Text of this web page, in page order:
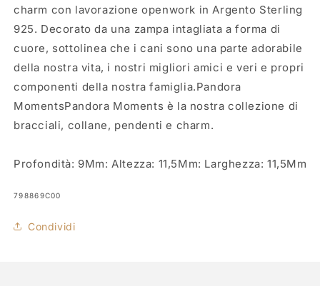
charm con lavorazione openwork in Argento Sterling
925. Decorato da una zampa intagliata a forma di
cuore, sottolinea che i cani sono una parte adorabile
della nostra vita, i nostri migliori amici e veri e propri
componenti della nostra famiglia.Pandora
MomentsPandora Moments è la nostra collezione di
bracciali, collane, pendenti e charm.
Profondità: 9Mm: Altezza: 11,5Mm: Larghezza: 11,5Mm
SKU:
798869C00
Condividi